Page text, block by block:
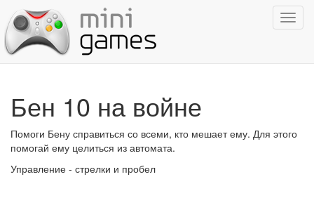
Бен 10 на войне
Помоги Бену справиться со всеми, кто мешает ему. Для этого
помогай ему целиться из автомата.
Управление - стрелки и пробел